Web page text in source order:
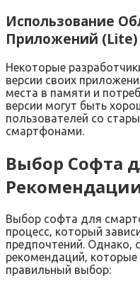
Использование
Приложений (Lite)
Некоторые
версии своих
места в памяти и
версии могут быть
пользователей со
смартфонами.
Выбор Софта
Выбор софта для
процесс‚ который
предпочтений. Однако‚
рекомендаций‚
правильный выбор: